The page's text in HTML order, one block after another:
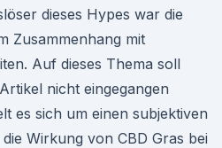
dieses Hypes war die
Zusammenhang mit
Auf dieses Thema soll
nicht eingegangen
es sich um einen subjektiven
Wirkung von CBD Gras bei